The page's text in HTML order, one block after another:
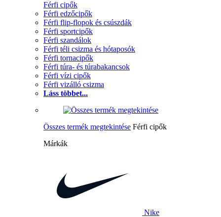
Férfi cipők
Férfi edzőcipők
Férfi flip-flopok és csúszdák
Férfi sportcipők
Férfi szandálok
Férfi téli csizma és hótaposók
Férfi tornacipők
Férfi túra- és túrabakancsok
Férfi vízi cipők
Férfi vizálló csizma
Láss többet...
Összes termék megtekintése Férfi cipők
Márkák
Nike